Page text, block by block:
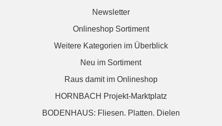
Newsletter
Onlineshop Sortiment
Weitere Kategorien im Überblick
Neu im Sortiment
Raus damit im Onlineshop
HORNBACH Projekt-Marktplatz
BODENHAUS: Fliesen. Platten. Dielen